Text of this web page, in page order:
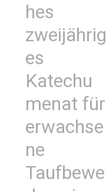
hes
zweijährig
es
Katechu
menat für
erwachse
ne
Taufbewe